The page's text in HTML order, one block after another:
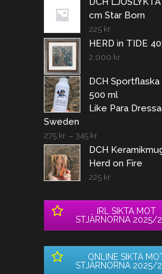
cm Star Born
225 kr
HERD in TIDE
2.000 kr
DCH Sportflaska
500 ml
Like Para
Sweden
275 kr– 345 kr
DCH
Herd on Fire
225 kr
IRL SIKTA MOT
STJÄRNORNA 2025/
ONLINE SIKTA
STJÄRNORNA 2025/